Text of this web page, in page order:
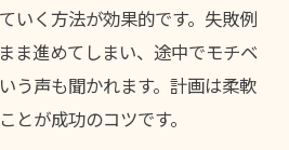
いく方法が効果的です。失敗例
ま進めてしまい、途中でモチベ
う声も聞かれます。計画は柔軟
とが成功のコツです。